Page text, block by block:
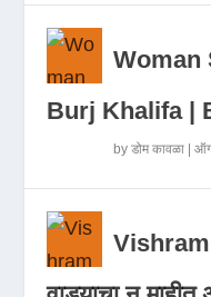
Woman
Burj Khalifa |
byडोम कावळा |